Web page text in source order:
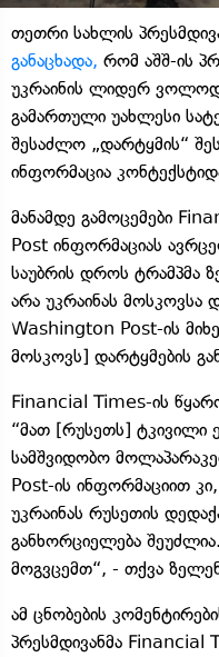
თეთრი სახლის
განაცხადა, რომ აშშ-ის
უკრაინის ლიდერ
გამართული უახლესი
შესაძლო „დარტყმის“
ინფორმაცია
მანამდე გამოცემები
Post ინფორმაციას
საუბრის დროს ტრამპმა
არა უკრაინას მოსკოვსა
Washington Post-ის
მოსკოვს] დარტყმების
Financial Times-ის
“მათ [რუსეთს] ტკივილი
სამშვიდობო
Post-ის ინფორმაციით
უკრაინას რუსეთის
განხორციელება
მოგვცემთ“, - თქვა
ამ ცნობების
პრესმდივანმა Financial